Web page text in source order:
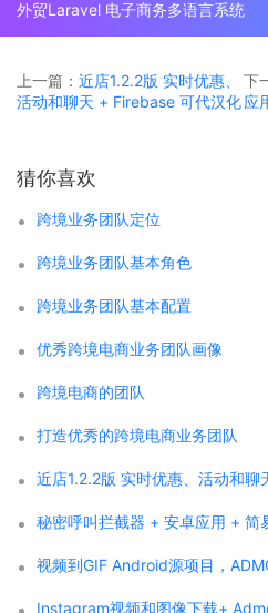
外贸Laravel 电子商务多语言系统
上一篇： 近店1.2.2版 实时优惠、
活动和聊天 + Firebase 可代汉化
下
应
猜你喜欢
跨境业务团队定位
跨境业务团队基本角色
跨境业务团队基本配置
优秀跨境电商业务团队画像
跨境电商的团队
打造优秀的跨境电商业务团队
秘密呼叫拦截器 + 安卓应用 + 简
视频到GIF Android源项目，
Instagram视频和图像下载+